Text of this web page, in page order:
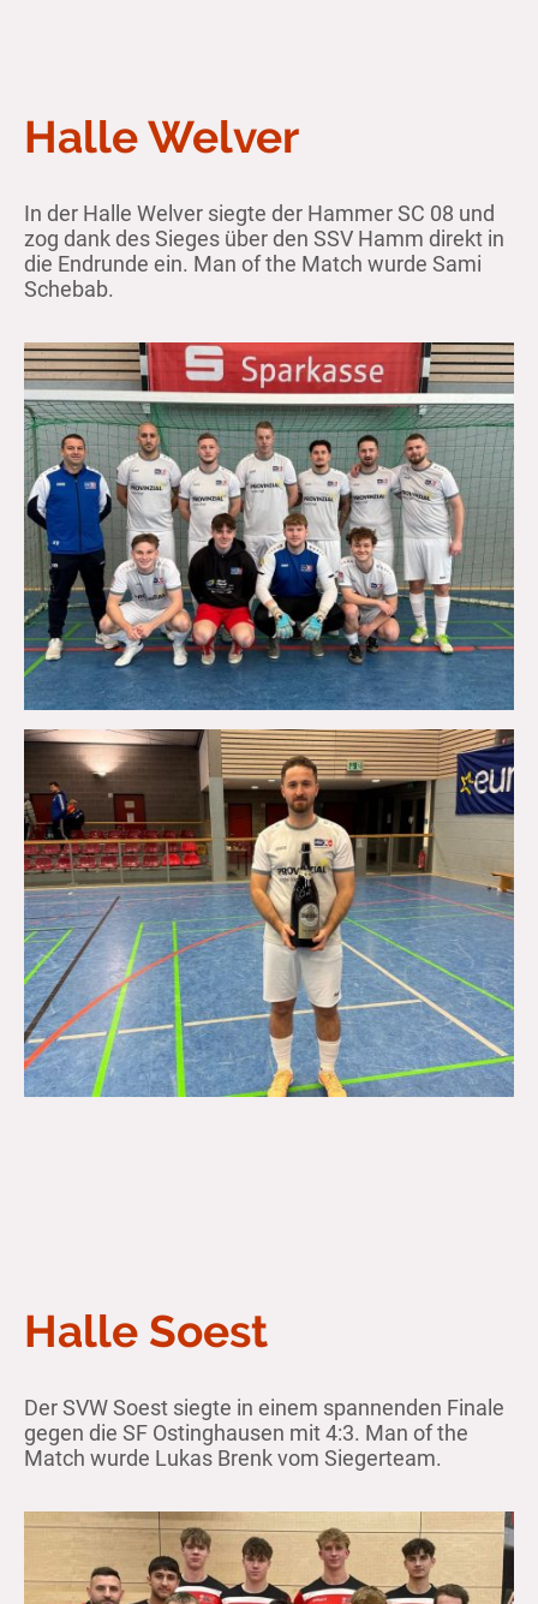
Halle Welver
In der Halle Welver siegte der Hammer SC 08 und
zog dank des Sieges über den SSV Hamm direkt in
die Endrunde ein. Man of the Match wurde Sami
Schebab.
Halle Soest
Der SVW Soest siegte in einem spannenden Finale
gegen die SF Ostinghausen mit 4:3. Man of the
Match wurde Lukas Brenk vom Siegerteam.